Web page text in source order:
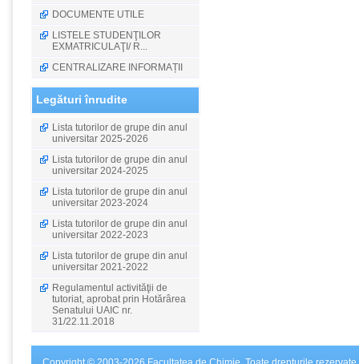
DOCUMENTE UTILE
LISTELE STUDENŢILOR
EXMATRICULAŢI/ R...
CENTRALIZARE INFORMAȚII
Legături înrudite
Lista tutorilor de grupe din anul
universitar 2025-2026
Lista tutorilor de grupe din anul
universitar 2024-2025
Lista tutorilor de grupe din anul
universitar 2023-2024
Lista tutorilor de grupe din anul
universitar 2022-2023
Lista tutorilor de grupe din anul
universitar 2021-2022
Regulamentul activităţii de
tutoriat, aprobat prin Hotărârea
Senatului UAIC nr.
31/22.11.2018